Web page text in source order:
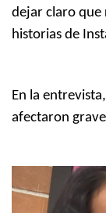
dejar claro que
historias de
En la entrevista,
afectaron